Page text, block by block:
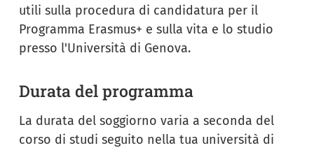
utili sulla procedura di candidatura per il
Programma Erasmus+ e sulla vita e lo studio
presso l'Università di Genova.
Durata del programma
La durata del soggiorno varia a seconda del
corso di studi seguito nella tua università di